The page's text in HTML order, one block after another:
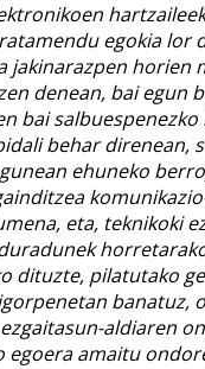
egokia lor
jakinarazpen horien
denean, bai egun
bai
behar direnean,
ehuneko
eta, teknikoki
dituzte, pilatutako
banatuz,
aldiaren
egoera amaitu